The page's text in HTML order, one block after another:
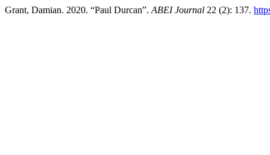
Grant, Damian. 2020. “Paul Durcan”. ABEI Journal 22 (2): 137.